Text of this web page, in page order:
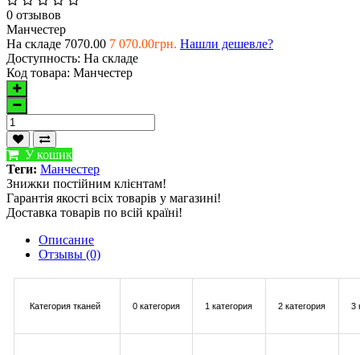
0 отзывов
Манчестер
На складе 7070.00 7 070.00грн. Нашли дешевле?
Доступность: На складе
Код товара: Манчестер
У кошик
Теги: Манчестер
Знижки постійним клієнтам!
Гарантія якості всіх товарів у магазині!
Доставка товарів по всій країні!
Описание
Отзывы (0)
Категория тканей 0 категория 1 категория 2 категория 3